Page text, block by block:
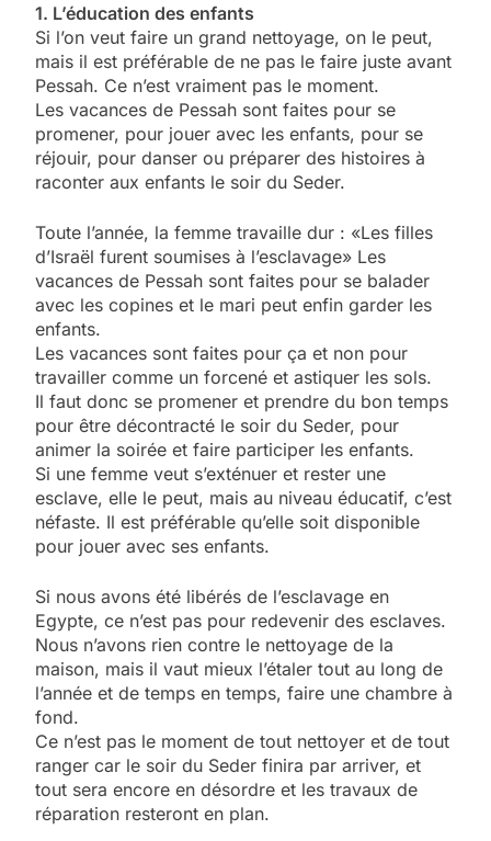
1. L’éducation des enfants
Si l’on veut faire un grand nettoyage, on le peut,
mais il est préférable de ne pas le faire juste avant
Pessah. Ce n’est vraiment pas le moment.
Les vacances de Pessah sont faites pour se
promener, pour jouer avec les enfants, pour se
réjouir, pour danser ou préparer des histoires à
raconter aux enfants le soir du Seder.
Toute l’année, la femme travaille dur : «Les filles
d’Israël furent soumises à l’esclavage» Les
vacances de Pessah sont faites pour se balader
avec les copines et le mari peut enfin garder les
enfants.
Les vacances sont faites pour ça et non pour
travailler comme un forcené et astiquer les sols.
Il faut donc se promener et prendre du bon temps
pour être décontracté le soir du Seder, pour
animer la soirée et faire participer les enfants.
Si une femme veut s’exténuer et rester une
esclave, elle le peut, mais au niveau éducatif, c’est
néfaste. Il est préférable qu’elle soit disponible
pour jouer avec ses enfants.
Si nous avons été libérés de l’esclavage en
Egypte, ce n’est pas pour redevenir des esclaves.
Nous n’avons rien contre le nettoyage de la
maison, mais il vaut mieux l’étaler tout au long de
l’année et de temps en temps, faire une chambre à
fond.
Ce n’est pas le moment de tout nettoyer et de tout
ranger car le soir du Seder finira par arriver, et
tout sera encore en désordre et les travaux de
réparation resteront en plan.